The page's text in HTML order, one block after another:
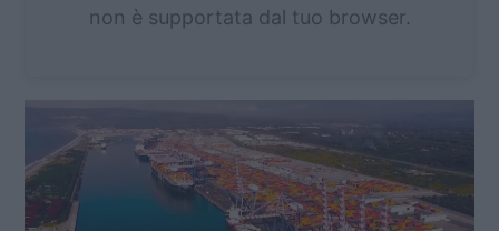
non è supportata dal tuo browser.